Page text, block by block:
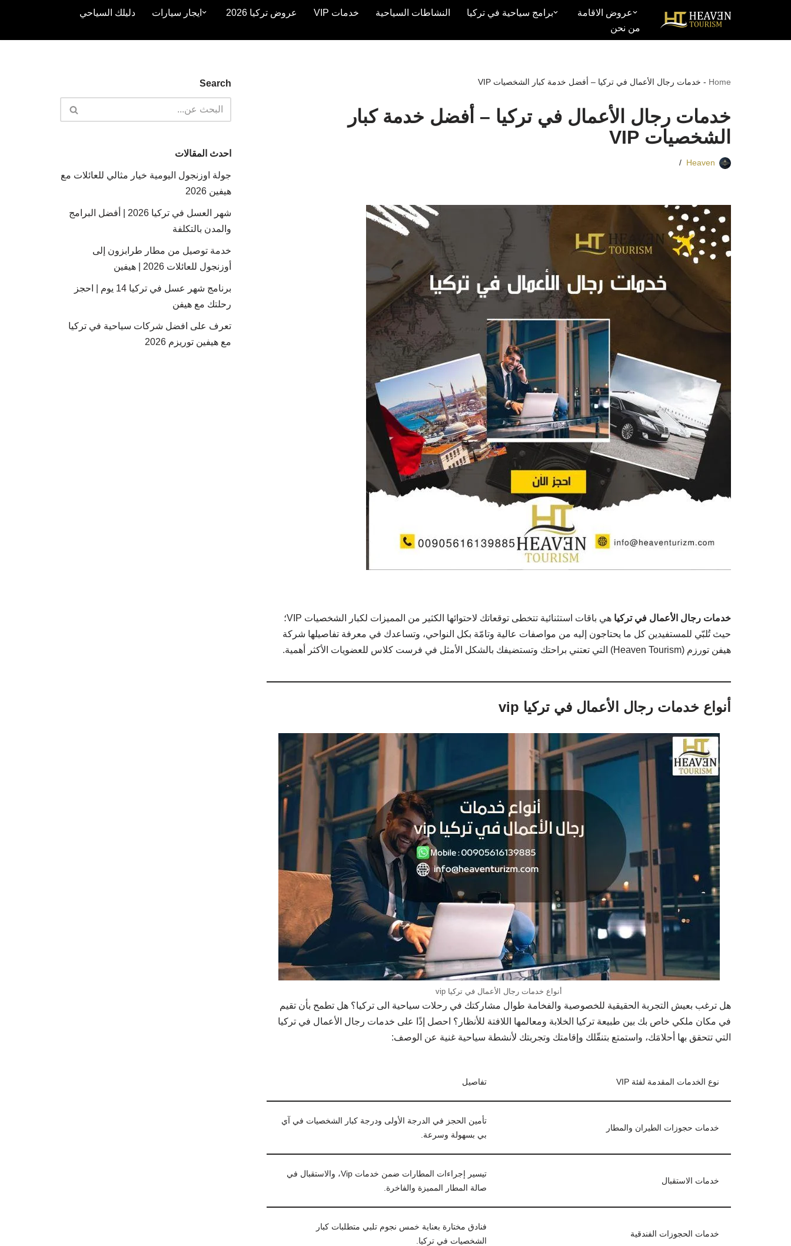
عروض الاقامة برامج سياحية في تركيا النشاطات السياحية خدمات VIP عروض تركيا 2026 ايجار سيارات
دليلك السياحي
من نحن
Home
- خدمات رجال الأعمال في تركيا – أفضل خدمة كبار الشخصيات VIP
خدمات رجال الأعمال في تركيا – أفضل خدمة كبار
الشخصيات VIP
Heaven
خدمات رجال الأعمال في تركيا
هي باقات استثنائية تتخطى توقعاتك لاحتوائها الكثير من المميزات لكبار الشخصيات VIP؛
حيث تُلبّي للمستفيدين كل ما يحتاجون إليه من مواصفات عالية وتامّة بكل النواحي، وتساعدك في معرفة تفاصيلها شركة
هيفن تورزم (Heaven Tourism) التي تعتني براحتك وتستضيفك بالشكل الأمثل في فرست كلاس للعضويات الأكثر أهمية.
أنواع خدمات رجال الأعمال في تركيا vip
أنواع خدمات رجال الأعمال في تركيا vip
هل ترغب بعيش التجربة الحقيقية للخصوصية والفخامة طوال مشاركتك في رحلات سياحية الى تركيا؟ هل تطمح بأن تقيم
في مكان ملكي خاص بك بين طبيعة تركيا الخلابة ومعالمها اللافتة للأنظار؟ احصل إذًا على خدمات رجال الأعمال في تركيا
التي تتحقق بها أحلامَك، واستمتع بتنقّلك وإقامتك وتجربتك لأنشطة سياحية غنية عن الوصف:
نوع الخدمات المقدمة لفئة VIP تفاصيل
خدمات حجوزات الطيران والمطار
تأمين الحجز في الدرجة الأولى ودرجة كبار الشخصيات في آي
بي بسهولة وسرعة.
خدمات الاستقبال
تيسير إجراءات المطارات ضمن خدمات Vip، والاستقبال في
صالة المطار المميزة والفاخرة.
خدمات الحجوزات الفندقية
فنادق مختارة بعناية خمس نجوم تلبي متطلبات كبار
الشخصيات في تركيا.
Search
احدث المقالات
جولة اوزنجول اليومية خيار مثالي للعائلات مع
هيفين 2026
شهر العسل في تركيا 2026 | أفضل البرامج
والمدن بالتكلفة
خدمة توصيل من مطار طرابزون إلى
أوزنجول للعائلات 2026 | هيفين
برنامج شهر عسل في تركيا 14 يوم | احجز
رحلتك مع هيفن
تعرف على افضل شركات سياحية في تركيا
مع هيفين توريزم 2026